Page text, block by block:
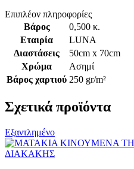
Επιπλέον πληροφορίες
Βάρος
0,500 κ.
Εταιρία
LUNA
Διαστάσεις
50cm x 70cm
Χρώμα
Ασημί
Βάρος χαρτιού 250 gr/m²
Σχετικά προϊόντα
Εξαντλημένο